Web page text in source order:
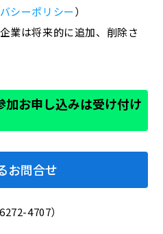
シーポリシー）
業は将来的に追加、削除さ
加お申し込みは受け付け
お問合せ
4707）